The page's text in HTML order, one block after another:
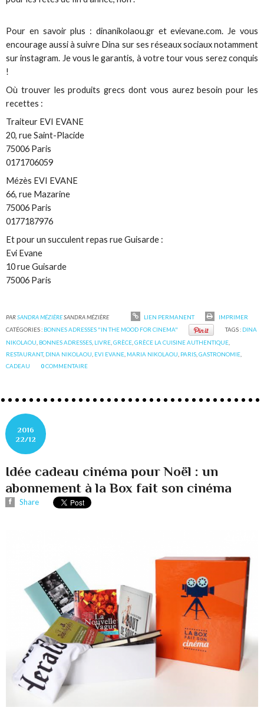
Pour en savoir plus : dinanikolaou.gr et evievane.com. Je vous
encourage aussi à suivre Dina sur ses réseaux sociaux notamment
sur instagram. Je vous le garantis, à votre tour vous serez conquis
!
Où trouver les produits grecs dont vous aurez besoin pour les
recettes :
Traiteur EVI EVANE
20, rue Saint-Placide
75006 Paris
0171706059
Mézès EVI EVANE
66, rue Mazarine
75006 Paris
0177187976
Et pour un succulent repas rue Guisarde :
Evi Evane
10 rue Guisarde
75006 Paris
PARSANDRA MÉZIÈRESANDRA MÉZIÈRE LIEN PERMANENT
IMPRIMER
CATÉGORIES : BONNES ADRESSES "IN THE MOOD FOR CINEMA" TAGS : DINA
NIKOLAOU BONNES ADRESSES LIVRE ,GRÈCE ,GRÈCE LA CUISINE AUTHENTIQUE
RESTAURANT, DINA NIKOLAOU EVI EVANE MARIA NIKOLAOU PARIS ,GASTRONOMIE
CADEAU
0COMMENTAIRE
2016
22/12
Idée cadeau cinéma pour Noël : un
abonnement à la Box fait son cinéma
Share